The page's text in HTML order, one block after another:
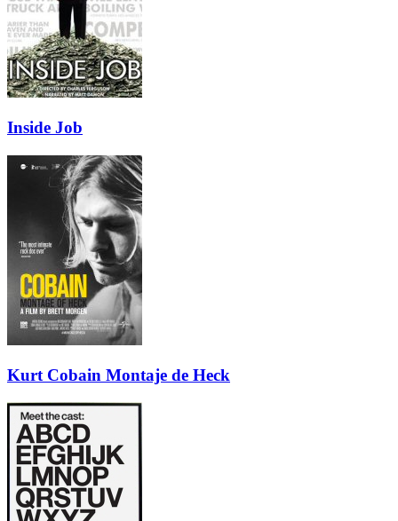
Inside Job
Kurt Cobain Montaje de Heck